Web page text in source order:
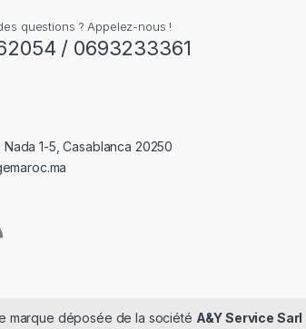
questions ? Appelez-nous !
/ 0693233361
1-5, Casablanca 20250
marque déposée de la société A&Y Service Sarl